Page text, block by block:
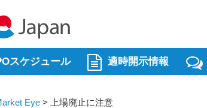
スケジュール 適時開示情報
Eye > 上場廃止に注意